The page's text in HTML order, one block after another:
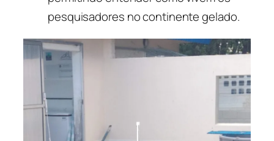
pesquisadores no continente gelado.